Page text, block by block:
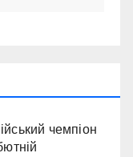
чемпіон